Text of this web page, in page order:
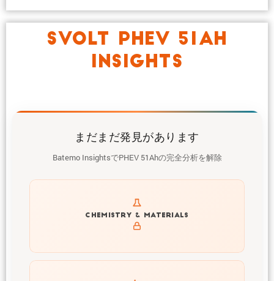
SVOLT PHEV 51AH
INSIGHTS
まだまだ発見があります
Batemo InsightsでPHEV 51Ahの完全分析を解除
CHEMISTRY & MATERIALS
Get to know active materials for the PHEV 51Ah